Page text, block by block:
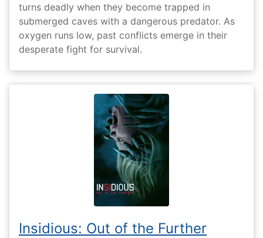
turns deadly when they become trapped in
submerged caves with a dangerous predator. As
oxygen runs low, past conflicts emerge in their
desperate fight for survival.
Insidious: Out of the Further